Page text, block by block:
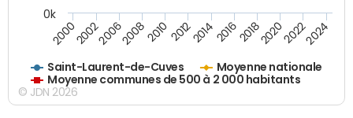
Saint-Laurent-de-Cuves
Moyenne nationale
Moyenne communes de 500 à 2 000 habitants
20002002200620082010 2012201420162018202020222024
0k
© JDN 2026